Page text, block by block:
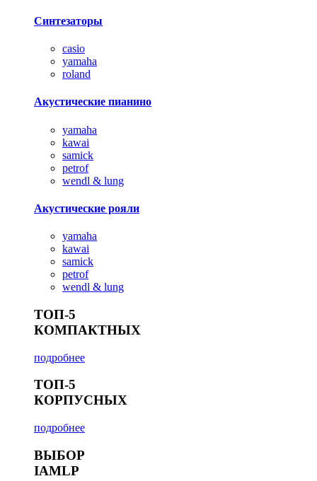
Синтезаторы
casio
yamaha
roland
Акустические пианино
yamaha
kawai
samick
petrof
wendl & lung
Акустические рояли
yamaha
kawai
samick
petrof
wendl & lung
ТОП-5
КОМПАКТНЫХ
подробнее
ТОП-5
КОРПУСНЫХ
подробнее
ВЫБОР
IAMLP